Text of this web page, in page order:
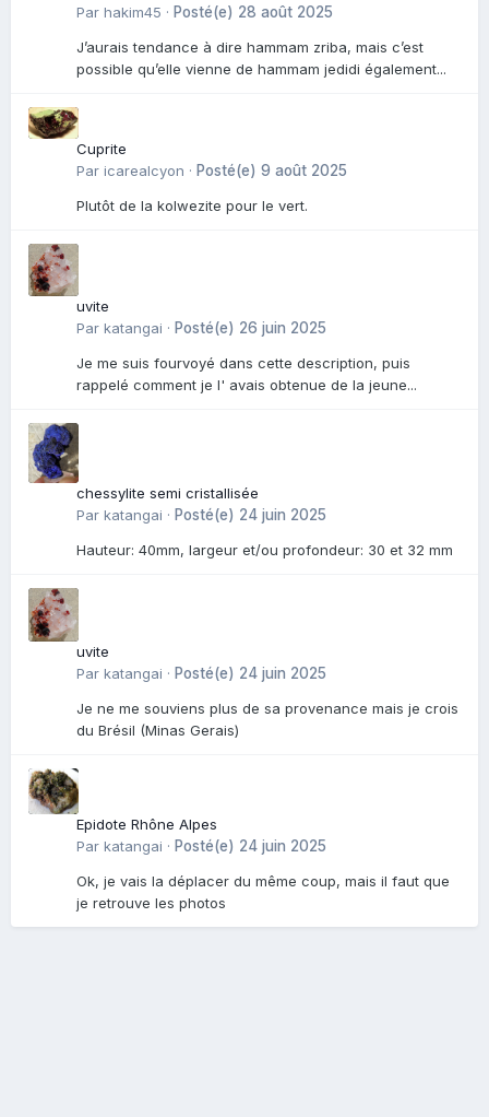
Par hakim45 · Posté(e) 28 août 2025
J’aurais tendance à dire hammam zriba, mais c’est
possible qu’elle vienne de hammam jedidi également...
Cuprite
Par icarealcyon · Posté(e) 9 août 2025
Plutôt de la kolwezite pour le vert.
uvite
Par katangai · Posté(e) 26 juin 2025
Je me suis fourvoyé dans cette description, puis
rappelé comment je l' avais obtenue de la jeune...
chessylite semi cristallisée
Par katangai · Posté(e) 24 juin 2025
Hauteur: 40mm, largeur et/ou profondeur: 30 et 32 mm
uvite
Par katangai · Posté(e) 24 juin 2025
Je ne me souviens plus de sa provenance mais je crois
du Brésil (Minas Gerais)
Epidote Rhône Alpes
Par katangai · Posté(e) 24 juin 2025
Ok, je vais la déplacer du même coup, mais il faut que
je retrouve les photos